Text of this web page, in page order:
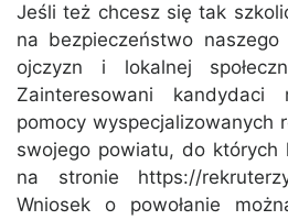
Jeśli też chcesz się tak
na bezpieczeństwo naszego
ojczyzn i lokalnej
Zainteresowani
pomocy wyspecjalizowanych
swojego powiatu, do których
na stronie https://
Wniosek o powołanie